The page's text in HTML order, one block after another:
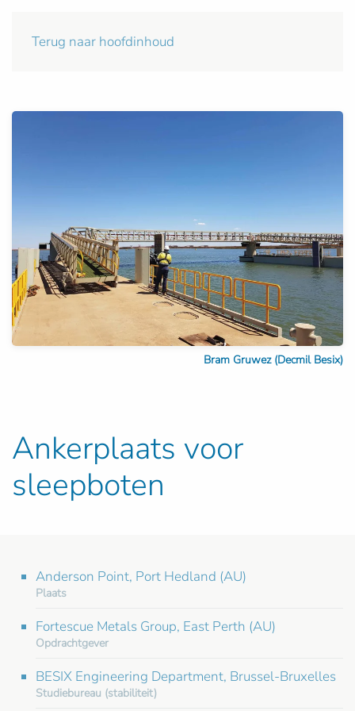
Terug naar hoofdinhoud
Bram Gruwez (Decmil Besix)
Ankerplaats voor
sleepboten
Anderson Point, Port Hedland (AU)
Plaats
Fortescue Metals Group, East Perth (AU)
Opdrachtgever
BESIX Engineering Department, Brussel-Bruxelles
Studiebureau (stabiliteit)